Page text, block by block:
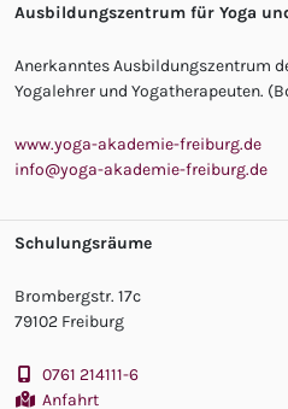
Ausbildungszentrum für Yoga
Anerkanntes Ausbildungszentrum
Yogalehrer und Yogatherapeuten.
www.yoga-akademie-freiburg.de
info@yoga-akademie-freiburg.de
Schulungsräume
Brombergstr. 17c
79102 Freiburg
0761 214111-6
Anfahrt